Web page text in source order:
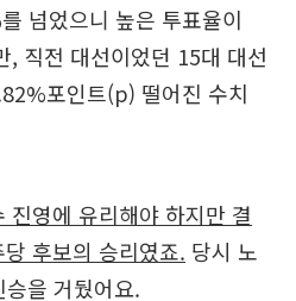
넘었으니 높은 투표율이
, 직전 대선이었던 15대 대선
포인트(p) 떨어진 수치
진영에 유리해야 하지만 결
후보의 승리였죠. 당시 노
을 거뒀어요.